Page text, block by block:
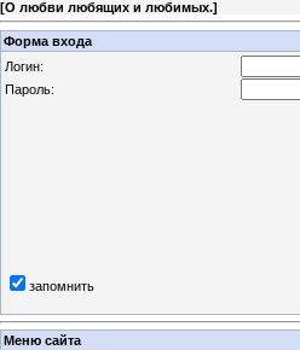
[О любви любящих и любимых.]
Форма входа
Логин:
Пароль:
запомнить
Меню сайта